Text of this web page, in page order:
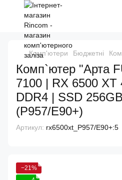
Комп'ютери Бюджетні
Комп`ютер "Арта
7100 | RX 6500 XT
DDR4 | SSD
(P957/E90+)
Артикул: rx6500xt_P957/E90+:5
−21%